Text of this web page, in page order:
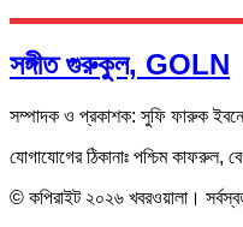
সঙ্গীত গুরুকুল, GOLN
সম্পাদক ও প্রকাশক: সুফি ফারুক
যোগাযোগের ঠিকানাঃ পশ্চিম কাফরুল,
© কপিরাইট ২০২৬ খবরওয়ালা।